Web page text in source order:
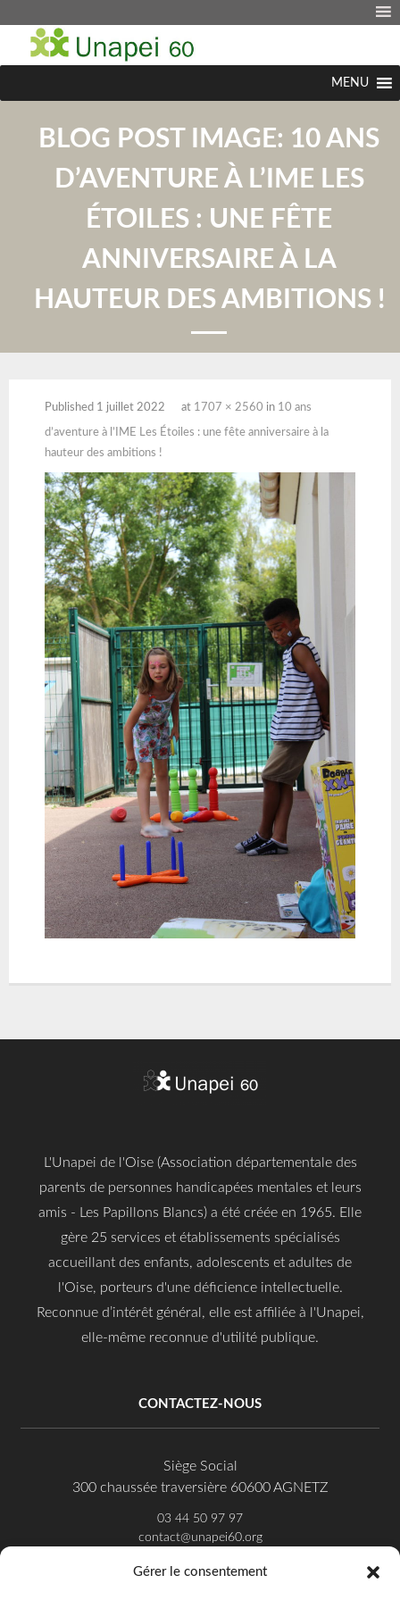
Gérer le consentement
MENU
BLOG POST IMAGE: 10 ANS
D’AVENTURE À L’IME LES
ÉTOILES : UNE FÊTE
ANNIVERSAIRE À LA
HAUTEUR DES AMBITIONS !
Published 1 juillet 2022 at 1707 × 2560 in 10 ans
d’aventure à l’IME Les Étoiles : une fête anniversaire à la
hauteur des ambitions !
L'Unapei de l'Oise (Association départementale des
parents de personnes handicapées mentales et leurs
amis - Les Papillons Blancs) a été créée en 1965. Elle
gère 25 services et établissements spécialisés
accueillant des enfants, adolescents et adultes de
l'Oise, porteurs d'une déficience intellectuelle.
Reconnue d’intérêt général, elle est affiliée à l'Unapei,
elle-même reconnue d'utilité publique.
CONTACTEZ-NOUS
Siège Social
300 chaussée traversière 60600 AGNETZ
03 44 50 97 97
contact@unapei60.org